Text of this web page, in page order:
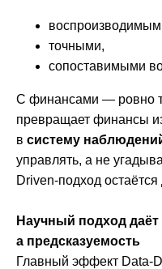
точными,
сопоставимыми
С финансами — ровно
превращает финансы
в систему
управлять, а не
Driven-подход
Научный подход даёт
а предсказуемость
Главный эффект Data-
Эксперт расскажет про
покажет как с его
задачи вашего бизнеса и
Презентация
продукта